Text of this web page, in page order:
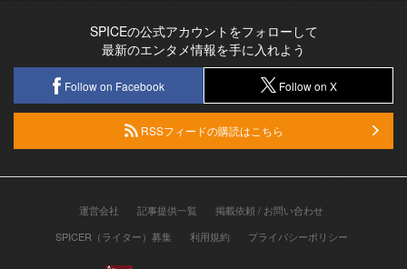
SPICEの公式アカウントをフォローして
最新のエンタメ情報を手に入れよう
Follow on Facebook Follow on X
RSSフィードの購読はこちら
運営会社 記事提供一覧
掲載依頼 / お問い合わせ
SPICER（ライター）募集
利用規約 プライバシーポリシー